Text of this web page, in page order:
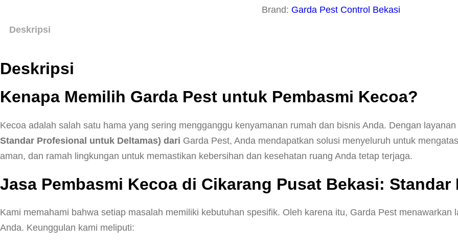
Brand: Garda Pest Control Bekasi
Deskripsi
Deskripsi
Kenapa Memilih Garda Pest untuk Pembasmi Kecoa?
Kecoa adalah salah satu hama yang sering mengganggu kenyamanan rumah dan bisnis Anda. Dengan layanan
Standar Profesional untuk Deltamas) dari Garda Pest, Anda mendapatkan solusi menyeluruh untuk
aman, dan ramah lingkungan untuk memastikan kebersihan dan kesehatan ruang Anda tetap terjaga.
Jasa Pembasmi Kecoa di Cikarang Pusat Bekasi:
Kami memahami bahwa setiap masalah memiliki kebutuhan spesifik. Oleh karena itu, Garda Pest
Anda. Keunggulan kami meliputi: